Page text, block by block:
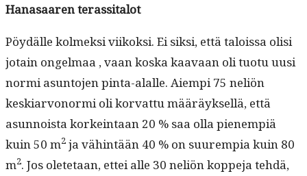
Hanasaaren teras­si­talot
Pöy­dälle kolmek­si viikok­si. Ei sik­si, että talois­sa olisi
jotain ongel­maa , vaan kos­ka kaavaan oli tuo­tu uusi
nor­mi asun­to­jen pin­ta-alalle. Aiem­pi 75 neliön
keskiar­vonor­mi oli kor­vat­tu määräyk­sel­lä, että
asun­noista korkein­taan 20 % saa olla pienem­piä
kuin 50 m2 ja vähin­tään 40 % on suurem­pia kuin 80
m2. Jos olete­taan, ettei alle 30 neliön koppe­ja tehdä,